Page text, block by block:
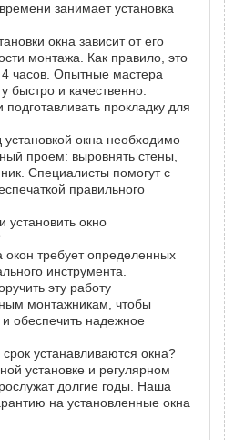
занимает установка
окна зависит от его
монтажа. Как правило, это
часов. Опытные мастера
быстро и качественно.
прокладку для
установкой окна необходимо
проем: выровнять стены,
Специалисты помогут с
правильного
установить окно
окон требует определенных
инструмента.
эту работу
монтажникам, чтобы
обеспечить надежное
устанавливаются окна?
установке и регулярном
долгие годы. Наша
на установленные окна